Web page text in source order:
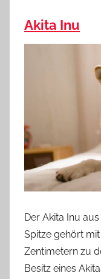
Akita Inu
Der Akita Inu
Spitze gehört
Zentimetern zu
Besitz eines